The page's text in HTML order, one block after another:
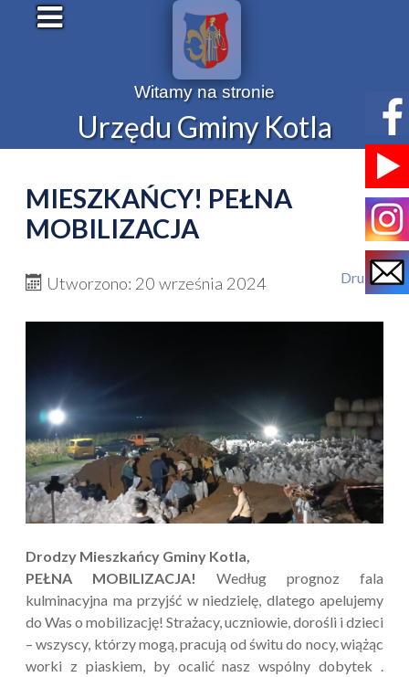
Witamy na stronie
Urzędu Gminy Kotla
MIESZKAŃCY! PEŁNA
MOBILIZACJA
Drukuj
Utworzono: 20 września 2024
Drodzy Mieszkańcy Gminy Kotla,
PEŁNA MOBILIZACJA!
Według prognoz fala
kulminacyjna ma przyjść w niedzielę, dlatego apelujemy
do Was o mobilizację! Strażacy, uczniowie, dorośli i dzieci
– wszyscy, którzy mogą, pracują od świtu do nocy, wiążąc
worki z piaskiem, by ocalić nasz wspólny dobytek .